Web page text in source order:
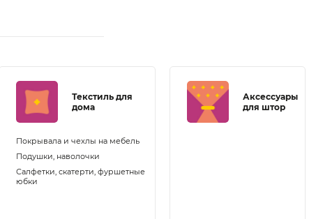
Текстиль для
дома
Покрывала и чехлы на мебель
Подушки, наволочки
Салфетки, скатерти, фуршетные
юбки
Аксессуары
для штор